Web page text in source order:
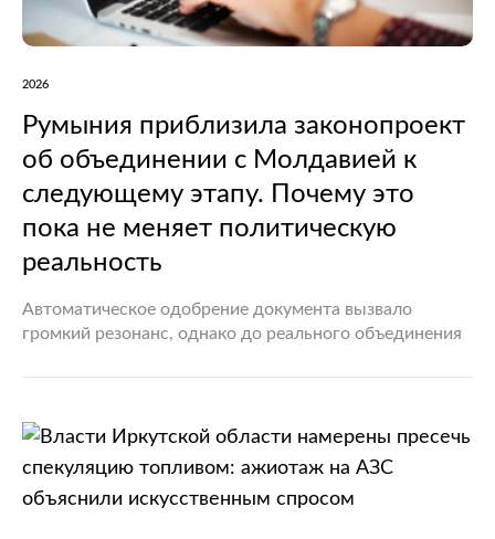
2026
Румыния приблизила законопроект
об объединении с Молдавией к
следующему этапу. Почему это
пока не меняет политическую
реальность
Автоматическое одобрение документа вызвало
громкий резонанс, однако до реального объединения
политической жизни Румынии произошло событие,
объединения страны с…